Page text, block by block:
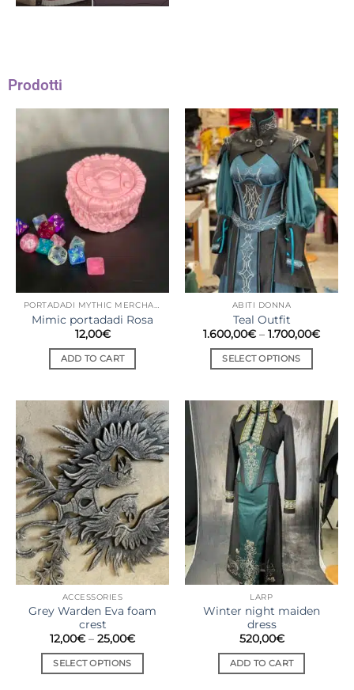
Prodotti
PORTADADI MYTHIC MERCHANT
Mimic portadadi Rosa
12,00€
ADD TO CART
ABITI DONNA
Teal Outfit
1.600,00€ – 1.700,00€
SELECT OPTIONS
ACCESSORIES
Grey Warden Eva foam
crest
12,00€ – 25,00€
SELECT OPTIONS
LARP
Winter night maiden
dress
520,00€
ADD TO CART